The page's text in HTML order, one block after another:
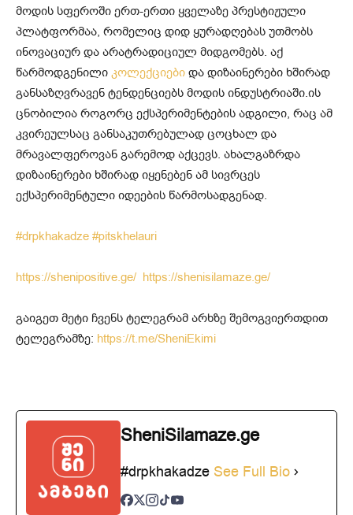
მოდის სფეროში ერთ-ერთი ყველაზე პრესტიჟული
პლატფორმაა, რომელიც დიდ ყურადღებას უთმობს
ინოვაციურ და არატრადიციულ მიდგომებს. აქ
წარმოდგენილი კოლექციები და დიზაინერები ხშირად
განსაზღვრავენ ტენდენციებს მოდის ინდუსტრიაში.ის
ცნობილია როგორც ექსპერიმენტების ადგილი, რაც ამ
კვირეულსაც განსაკუთრებულად ცოცხალ და
მრავალფეროვან გარემოდ აქცევს. ახალგაზრდა
დიზაინერები ხშირად იყენებენ ამ სივრცეს
ექსპერიმენტული იდეების წარმოსადგენად.
#drpkhakadze #pitskhelauri
https://shenipositive.ge/ https://shenisilamaze.ge/
გაიგეთ მეტი ჩვენს ტელეგრამ არხზე შემოგვიერთდით
ტელეგრამზე: https://t.me/SheniEkimi
SheniSilamaze.ge
#drpkhakadze See Full Bio